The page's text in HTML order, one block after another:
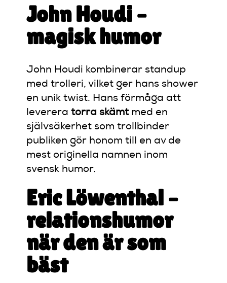
John Houdi –
magisk humor
John Houdi kombinerar standup
med trolleri, vilket ger hans shower
en unik twist. Hans förmåga att
levereratorra skämtmed en
självsäkerhet som trollbinder
publiken gör honom till en av de
mest originella namnen inom
svensk humor.
Eric Löwenthal –
relationshumor
när den är som
bäst